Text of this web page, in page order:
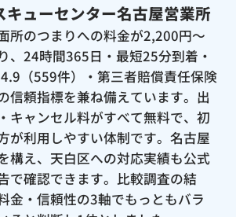
キューセンター名古屋営業所
所のつまりへの料金が2,200円〜
、24時間365日・最短25分到着・
（559件）・第三者賠償責任保険
信頼指標を兼ね備えています。出
キャンセル料がすべて無料で、初
が利用しやすい体制です。名古屋
構え、天白区への対応実績も公式
で確認できます。比較調査の結
金・信頼性の3軸でもっともバラ